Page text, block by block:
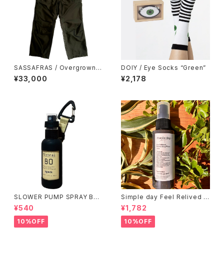
SASSAFRAS / Overgrown F
atigue Pants
¥33,000
DOIY / Eye Socks “Green”
¥2,178
SLOWER PUMP SPRAY BO
TTLE / サンド
¥540
10%OFF
Simple day Feel Relived M
oisturizing Water 毎日いいこ
とがある
¥1,782
10%OFF